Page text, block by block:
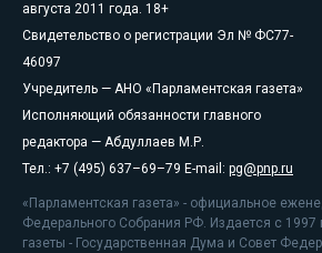
августа 2011 года. 18+
Свидетельство о регистрации Эл № ФС77-
46097
Учредитель — АНО «Парламентская газета»
Исполняющий обязанности главного
редактора — Абдуллаев М.Р.
Тел.: +7 (495) 637–69–79 E-mail: pg@pnp.ru
«Парламентская газета» - официальное
Федерального Собрания РФ. Издается с 1997
газеты - Государственная Дума и Совет